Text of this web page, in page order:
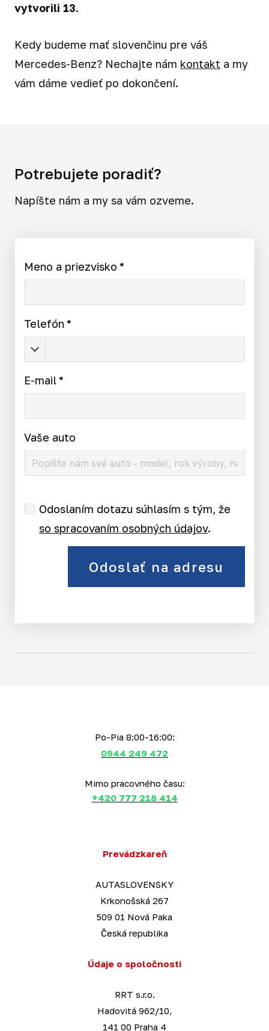
vytvorili 13.
Kedy budeme mať slovenčinu pre váš
Mercedes-Benz? Nechajte nám kontakt a my
vám dáme vedieť po dokončení.
Potrebujete poradiť?
Napíšte nám a my sa vám ozveme.
Meno a priezvisko *
Telefón *
E-mail*
Vaše auto
Odoslaním dotazu súhlasím s tým, že
so spracovaním osobných údajov.
Odoslať na adresu
Po-Pia 8:00-16:00:
0944 249 472
Mimo pracovného času:
+420 777 218 414
Prevádzkareň
AUTASLOVENSKY
Krkonošská 267
509 01 Nová Paka
Česká republika
Údaje o spoločnosti
RRT s.r.o.
Hadovitá 962/10,
141 00 Praha 4